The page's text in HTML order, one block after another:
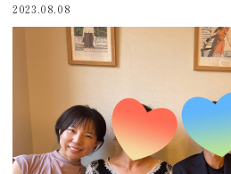
2023.08.08